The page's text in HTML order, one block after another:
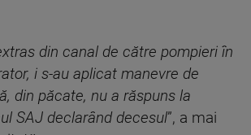
din canal de către pompieri în
i s-au aplicat manevre de
din păcate, nu a răspuns la
SAJ declarând decesul”, a mai